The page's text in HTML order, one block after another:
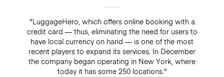
"LuggageHero, which offers online booking with a
credit card — thus, eliminating the need for users to
have local currency on hand — is one of the most
recent players to expand its services. In December
the company began operating in New York, where
today it has some 250 locations."